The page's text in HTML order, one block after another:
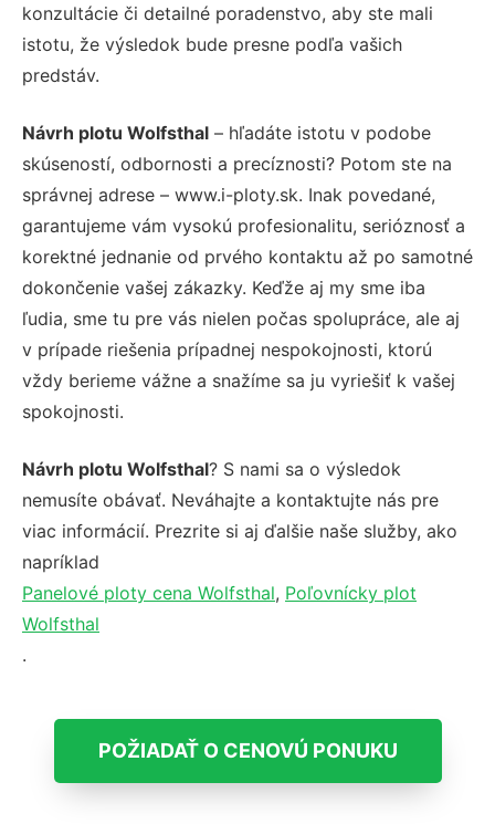
konzultácie či detailné poradenstvo, aby ste mali
istotu, že výsledok bude presne podľa vašich
predstáv.
Návrh plotu Wolfsthal – hľadáte istotu v podobe
skúseností, odbornosti a precíznosti? Potom ste na
správnej adrese – www.i-ploty.sk. Inak povedané,
garantujeme vám vysokú profesionalitu, serióznosť a
korektné jednanie od prvého kontaktu až po samotné
dokončenie vašej zákazky. Keďže aj my sme iba
ľudia, sme tu pre vás nielen počas spolupráce, ale aj
v prípade riešenia prípadnej nespokojnosti, ktorú
vždy berieme vážne a snažíme sa ju vyriešiť k vašej
spokojnosti.
Návrh plotu Wolfsthal? S nami sa o výsledok
nemusíte obávať. Neváhajte a kontaktujte nás pre
viac informácií. Prezrite si aj ďalšie naše služby, ako
napríklad
Panelové ploty cena Wolfsthal, Poľovnícky plot
Wolfsthal
.
POŽIADAŤ O CENOVÚ PONUKU